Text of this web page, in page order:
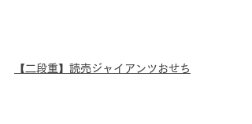
【二段重】読売ジャイアンツおせち